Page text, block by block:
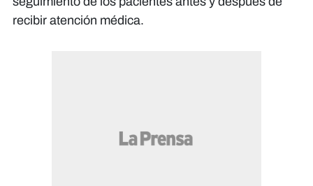
recibir atención médica.